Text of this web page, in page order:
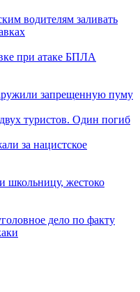
водителям заливать
при атаке БПЛА
запрещенную пуму
туристов. Один погиб
за нацистское
школьницу, жестоко
дело по факту